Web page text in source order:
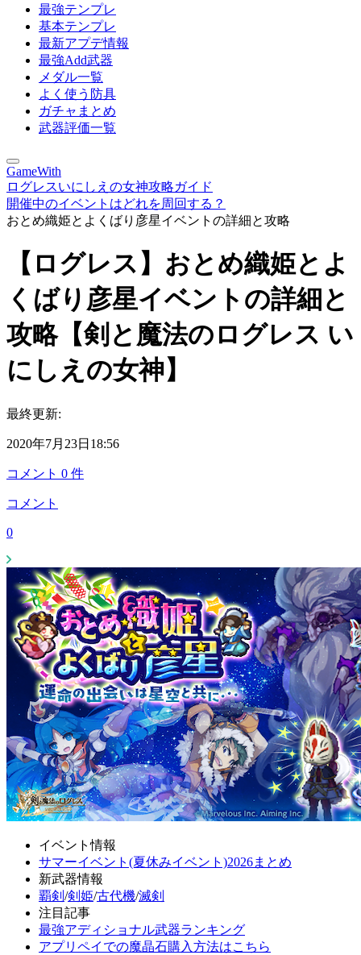
最強テンプレ
基本テンプレ
最新アプデ情報
最強Add武器
メダル一覧
よく使う防具
ガチャまとめ
武器評価一覧
GameWith
ログレスいにしえの女神攻略ガイド
開催中のイベントはどれを周回する？
おとめ織姫とよくばり彦星イベントの詳細と攻略
【ログレス】おとめ織姫とよ
くばり彦星イベントの詳細と
攻略【剣と魔法のログレス い
にしえの女神】
最終更新:
2020年7月23日18:56
コメント 0 件
コメント
0
イベント情報
サマーイベント(夏休みイベント)2026まとめ
新武器情報
覇剣 /剣姫/古代機/滅剣
注目記事
最強アディショナル武器ランキング
アプリペイでの魔晶石購入方法はこちら